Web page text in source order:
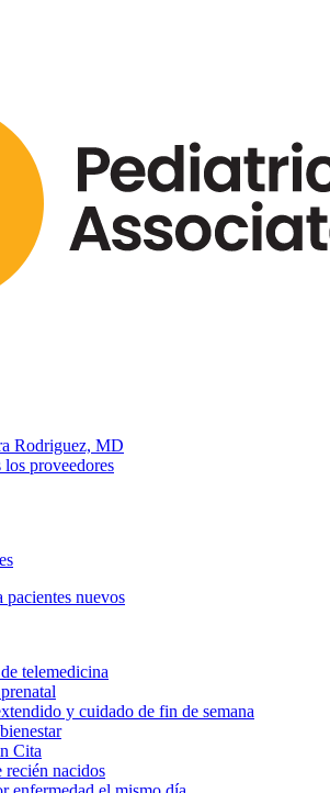
Rodriguez, MD
los proveedores
pacientes nuevos
telemedicina
y cuidado de fin de semana
Cita
recién nacidos